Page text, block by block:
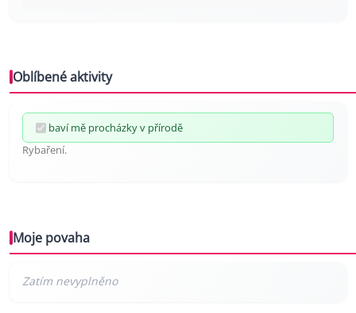
Oblíbené aktivity
baví mě procházky v přírodě
Rybaření.
Moje povaha